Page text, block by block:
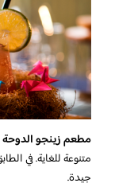
مطعم زينجو الدوحة
جيدة.